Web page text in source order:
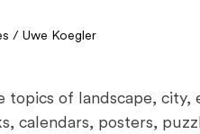
/ Uwe Koegler
topics of landscape, city,
calendars, posters,